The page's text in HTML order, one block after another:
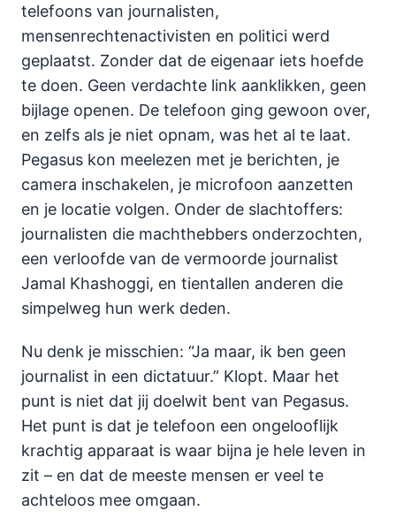
telefoons van journalisten,
mensenrechtenactivisten en politici werd
geplaatst. Zonder dat de eigenaar iets hoefde
te doen. Geen verdachte link aanklikken, geen
bijlage openen. De telefoon ging gewoon over,
en zelfs als je niet opnam, was het al te laat.
Pegasus kon meelezen met je berichten, je
camera inschakelen, je microfoon aanzetten
en je locatie volgen. Onder de slachtoffers:
journalisten die machthebbers onderzochten,
een verloofde van de vermoorde journalist
Jamal Khashoggi, en tientallen anderen die
simpelweg hun werk deden.
Nu denk je misschien: “Ja maar, ik ben geen
journalist in een dictatuur.” Klopt. Maar het
punt is niet dat jij doelwit bent van Pegasus.
Het punt is dat je telefoon een ongelooflijk
krachtig apparaat is waar bijna je hele leven in
zit – en dat de meeste mensen er veel te
achteloos mee omgaan.